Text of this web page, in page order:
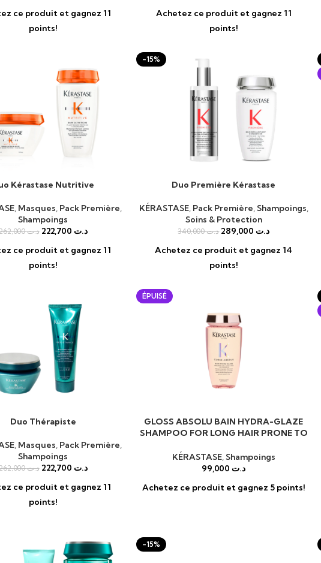
ce produit et gagnez 11
points!
Achetez ce produit et gagnez 11
points!
PANIER
Kérastase Nutritive
, Masques, Pack Première,
Shampoings
د.ت262,000 د.ت
ce produit et gagnez 11
points!
-15%
AJOUTER AU PANIER
Duo Première Kérastase
KÉRASTASE, Pack Première,Shampoings,
Soins & Protection
د.ت340,000 د.ت
Achetez ce produit et gagnez 14
points!
PANIER
Duo Thérapiste
, Masques Pack Première
Shampoings
د.ت262,000 د.ت
ce produit et gagnez 11
points!
ÉPUISÉ
LIRE LA SUITE
GLOSS ABSOLU BAIN HYDRA-GLAZE
SHAMPOO FOR LONG HAIR PRONE TO
KÉRASTASE,Shampoings
د.ت
Achetez ce produit et gagnez 5 points!
-15%